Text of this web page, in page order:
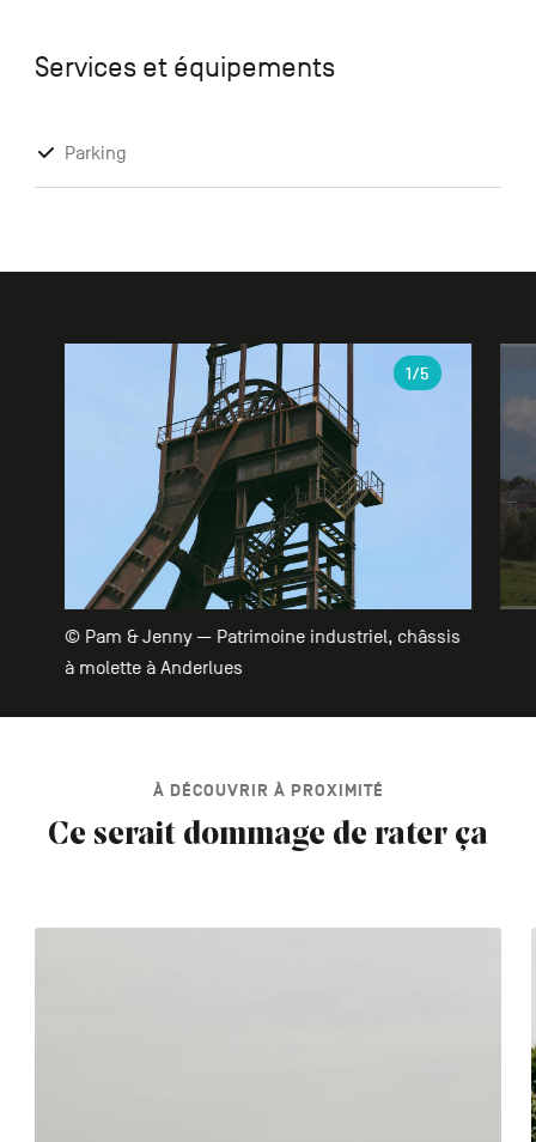
Services et équipements
Parking
© Pam & Jenny — Patrimoine industriel, châssis
à molette à Anderlues
1/5
À DÉCOUVRIR À PROXIMITÉ
Ce serait dommage de rater ça